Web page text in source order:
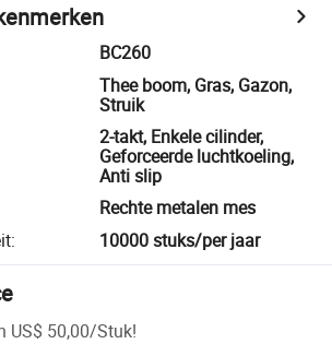
BC260
Thee boom, Gras, Gazon,
Struik
2-takt, Enkele cilinder,
Geforceerde luchtkoeling,
Anti slip
Rechte metalen mes
: 10000 stuks/per jaar
US$ 50,00/Stuk!